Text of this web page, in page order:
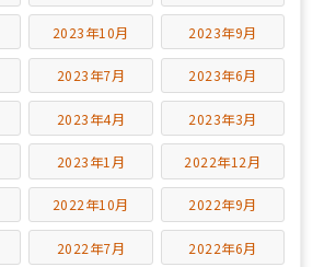
2023年10月 2023年9月
2023年7月 2023年6月
2023年4月 2023年3月
2023年1月 2022年12月
2022年10月 2022年9月
2022年7月 2022年6月